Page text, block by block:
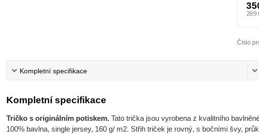
289
Číslo
Kompletní specifikace
Kompletní specifikace
Tričko s originálním potiskem. Tato trička jsou vyrobena z kvalitního
100% bavlna, single jersey, 160 g/ m2. Střih triček je rovný, s bočními švy,